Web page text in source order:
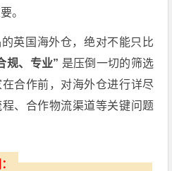
。
英国海外仓，绝对不能只比
规、专业” 是压倒一切的筛选
合作前，对海外仓进行详尽
、合作物流渠道等关键问题